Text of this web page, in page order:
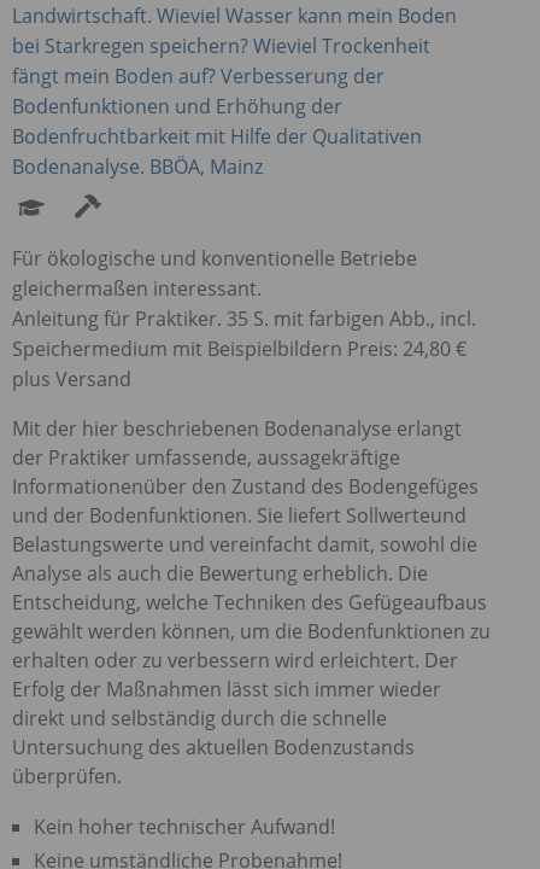
Landwirtschaft. Wieviel Wasser kann mein Boden
bei Starkregen speichern? Wieviel Trockenheit
fängt mein Boden auf? Verbesserung der
Bodenfunktionen und Erhöhung der
Bodenfruchtbarkeit mit Hilfe der Qualitativen
Bodenanalyse. BBÖA, Mainz
Für ökologische und konventionelle Betriebe
gleichermaßen interessant.
Anleitung für Praktiker. 35 S. mit farbigen Abb., incl.
Speichermedium mit Beispielbildern Preis: 24,80 €
plus Versand
Mit der hier beschriebenen Bodenanalyse erlangt
der Praktiker umfassende, aussagekräftige
Informationenüber den Zustand des Bodengefüges
und der Bodenfunktionen. Sie liefert Sollwerteund
Belastungswerte und vereinfacht damit, sowohl die
Analyse als auch die Bewertung erheblich. Die
Entscheidung, welche Techniken des Gefügeaufbaus
gewählt werden können, um die Bodenfunktionen zu
erhalten oder zu verbessern wird erleichtert. Der
Erfolg der Maßnahmen lässt sich immer wieder
direkt und selbständig durch die schnelle
Untersuchung des aktuellen Bodenzustands
überprüfen.
Kein hoher technischer Aufwand!
Keine umständliche Probenahme!